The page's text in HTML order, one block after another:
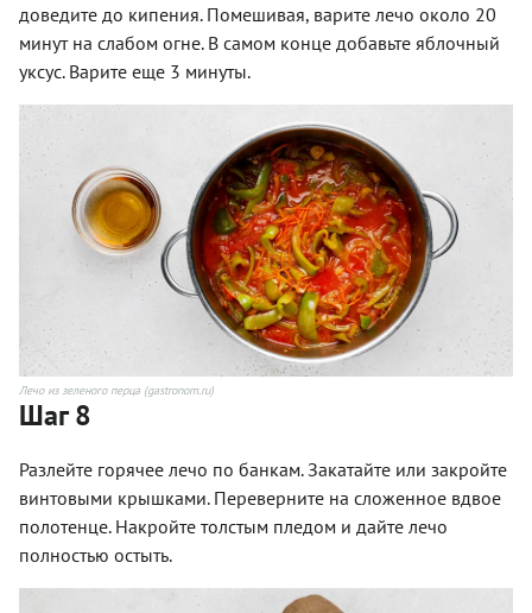
доведите до кипения. Помешивая, варите лечо около 20
минут на слабом огне. В самом конце добавьте яблочный
уксус. Варите еще 3 минуты.
Лечо из зеленого перца (gastronom.ru)
Шаг 8
Разлейте горячее лечо по банкам. Закатайте или закройте
винтовыми крышками. Переверните на сложенное вдвое
полотенце. Накройте толстым пледом и дайте лечо
полностью остыть.